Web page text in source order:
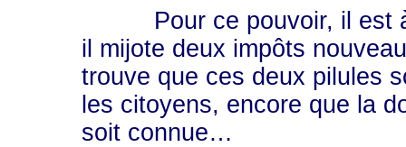
Pour ce pouvoir, il est à
il mijote deux impôts
trouve que ces deux pilules
les citoyens, encore que la
soit connue…